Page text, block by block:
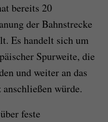
bereits 20
der Bahnstrecke
Es handelt sich um
Spurweite, die
und weiter an das
würde.
feste